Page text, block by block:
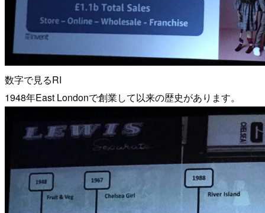
数字で見るRI
1948年East Londonで創業して以来の歴史があります。